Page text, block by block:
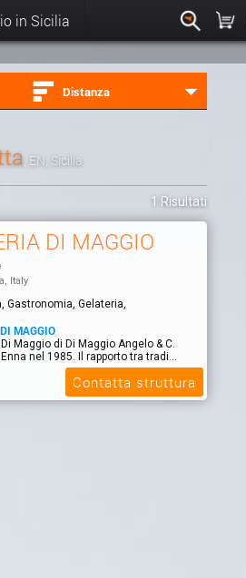
in Sicilia
Distanza
, EN, Sicilia
1 Risultati
DI MAGGIO
Italy
Gastronomia, Gelateria,
MAGGIO
Maggio di Di Maggio Angelo & C.
nel 1985. Il rapporto tra tradi...
Contatta struttura